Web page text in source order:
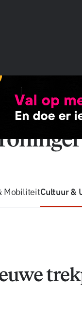
zo volg je de GIC
MobiliteitCultuur &